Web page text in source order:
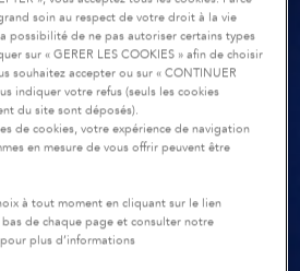
soin au respect de votre droit à la vie
possibilité de ne pas autoriser certains types
sur « GERER LES COOKIES » afin de choisir
souhaitez accepter ou sur « CONTINUER
indiquer votre refus (seuls les cookies
du site sont déposés).
de cookies, votre expérience de navigation
en mesure de vous offrir peuvent être
à tout moment en cliquant sur le lien
bas de chaque page et consulter notre
pour plus d’informations